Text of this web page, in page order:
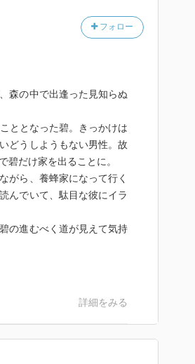
。『明日人生が終わるとし
げです。明日にはやるこ
語があります。
れるかも』と思う中に、一
足せば、たぶんあなたの明
とを思い続ける女性の物
日だ』と『自分の居場所』
した。そんな瞬間、『なに
て』子どもに渡します。そ
取り出すと、『あなたの
フォロー
森の中で出逢った見知らぬ
ととなった碧。きっかけは
どうしようもない男性。故
碧だけ家を出ることに。
がら、養蜂家になって行く
んでいて、駄目な彼にイラ
の進むべく道が見えて気持
詳細をみる